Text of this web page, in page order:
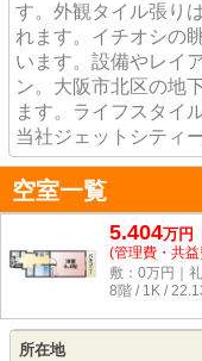
す。外観タイル張り
れます。イチオシの
います。設備やレイ
ン。大阪市北区の地
ます。ライフスタイ
当社ジェットシティ
空室一覧
5.404万円
(管理費・共
敷：0万円｜
8階 / 1K /
所在地